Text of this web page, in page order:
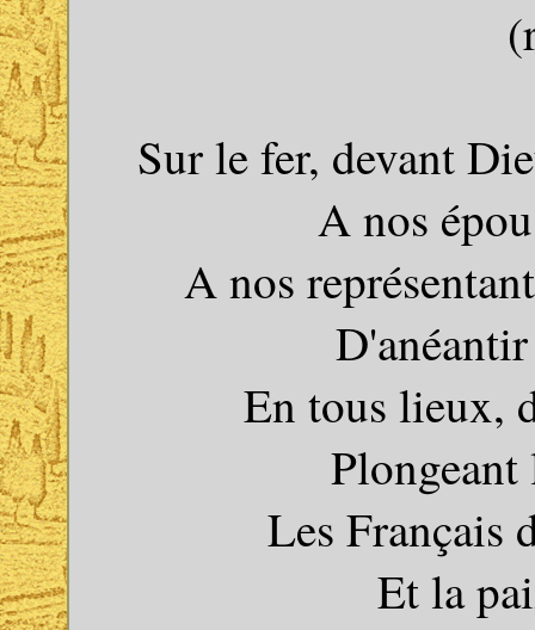
Sur le fer, devant
A nos
A nos
En tous lieux,
Les Français
Et la